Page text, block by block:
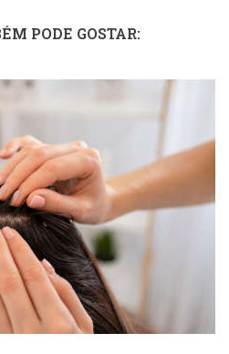
PODE GOSTAR: